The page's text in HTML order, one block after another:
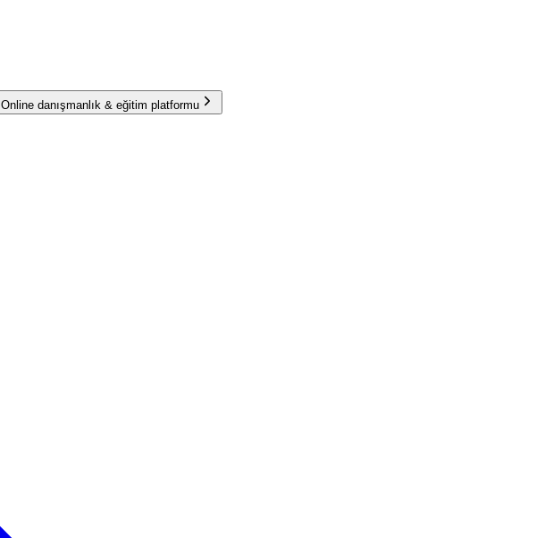
Online danışmanlık & eğitim platformu